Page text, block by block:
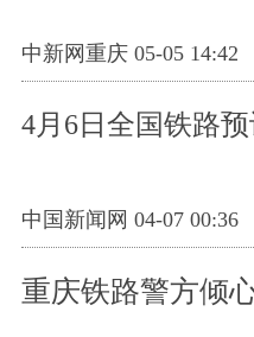
中新网重庆 05-05 14:42
4月6日全国铁路
中国新闻网 04-07 00:36
重庆铁路警方倾